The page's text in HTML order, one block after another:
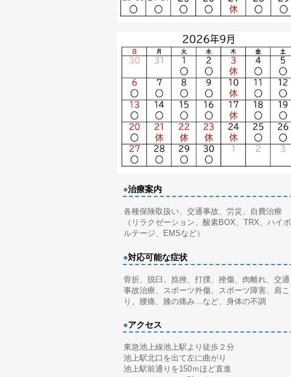
●治療案内
各種保険取扱い、交通事故、労災、自費治療
（リラクゼーション、酸素BOX、TRX、ハイボ
ルテージ、EMSなど）
●対応可能な症状
骨折、脱臼、捻挫、打撲、挫傷、肉離れ、交通
事故治療、スポーツ外傷、スポーツ障害、肩こ
り、腰痛、膝の痛み…など、身体の不調
●アクセス
東急池上線池上駅より徒歩２分
池上駅北口を出て左に曲がり
池上駅前通りを150ｍほど直進